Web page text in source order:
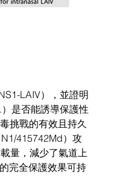
LAIV），並證明
是否能誘導保護性
挑戰的有效且持久
415742Md）攻
量，減少了氣道上
完全保護效果可持